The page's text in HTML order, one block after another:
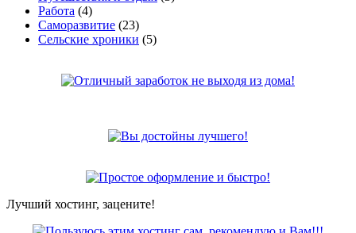
Работа (4)
Саморазвитие (23)
Сельские хроники (5)
Лучший хостинг, зацените!